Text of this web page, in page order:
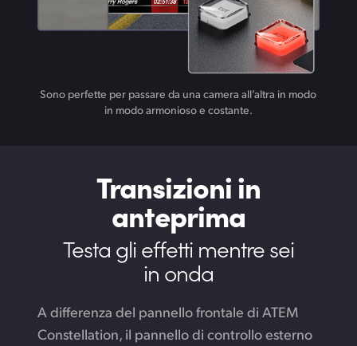
Sono perfette per passare da una camera all’altra in modo
in modo armonioso e costante.
Transizioni in
anteprima
Testa gli effetti mentre sei
in onda
A differenza del pannello frontale di ATEM
Constellation, il pannello di controllo esterno